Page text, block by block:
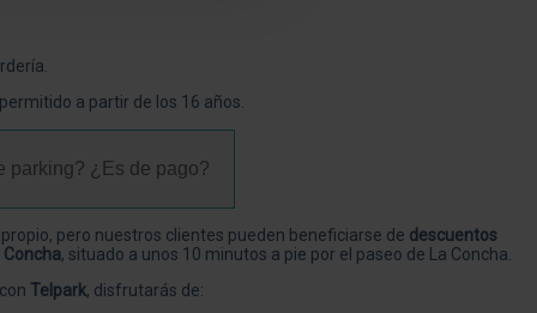
a partir de los 16 años.
parking? ¿Es de pago?
pero nuestros clientes pueden beneficiarse de descuentos
Concha, situado a unos 10 minutos a pie por el paseo de La Concha.
Telpark, disfrutarás de: